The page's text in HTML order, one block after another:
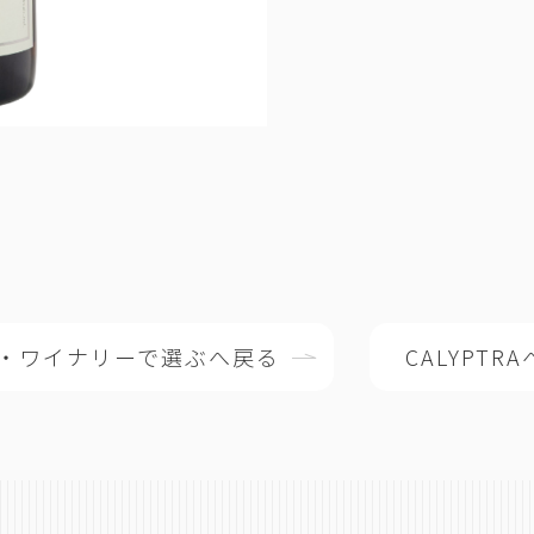
ワイナリーで選ぶへ戻る CALYPTRA